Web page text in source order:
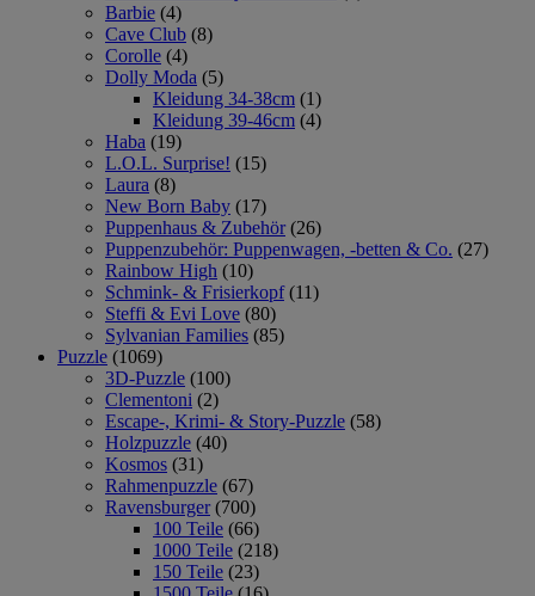
Barbie (4)
Cave Club (8)
Corolle (4)
Dolly Moda (5)
Kleidung 34-38cm (1)
Kleidung 39-46cm (4)
Haba (19)
L.O.L. Surprise! (15)
Laura (8)
New Born Baby (17)
Puppenhaus & Zubehör (26)
Puppenzubehör: Puppenwagen, -betten & Co. (27)
Rainbow High (10)
Schmink- & Frisierkopf (11)
Steffi & Evi Love (80)
Sylvanian Families (85)
Puzzle (1069)
3D-Puzzle (100)
Clementoni (2)
Escape-, Krimi- & Story-Puzzle (58)
Holzpuzzle (40)
Kosmos (31)
Rahmenpuzzle (67)
Ravensburger (700)
100 Teile (66)
1000 Teile (218)
150 Teile (23)